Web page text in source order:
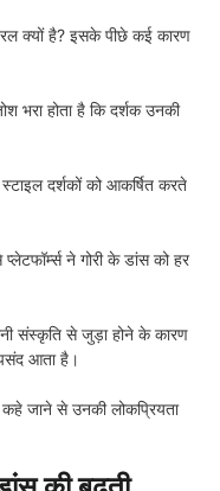
क्यों है? इसके पीछे कई कारण
भरा होता है कि दर्शक उनकी
दर्शकों को आकर्षित करते
ने गोरी के डांस को हर
संस्कृति से जुड़ा होने के कारण
आता है।
कहे जाने से उनकी लोकप्रियता